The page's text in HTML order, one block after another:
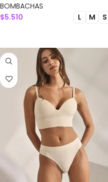
BOMBACHAS
$5.510 L M S